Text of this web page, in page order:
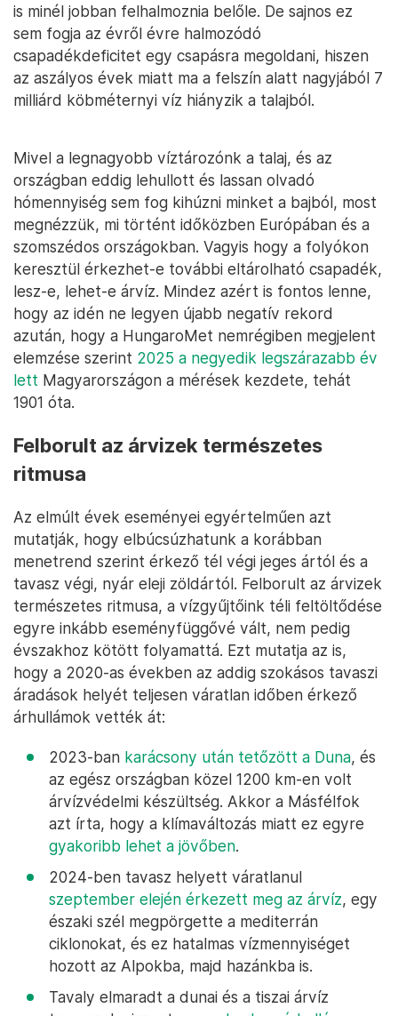
is minél jobban felhalmoznia belőle. De sajnos ez
sem fogja az évről évre halmozódó
csapadékdeficitet egy csapásra megoldani, hiszen
az aszályos évek miatt ma a felszín alatt nagyjából 7
milliárd köbméternyi víz hiányzik a talajból.
Mivel a legnagyobb víztározónk a talaj, és az
országban eddig lehullott és lassan olvadó
hómennyiség sem fog kihúzni minket a bajból, most
megnézzük, mi történt időközben Európában és a
szomszédos országokban. Vagyis hogy a folyókon
keresztül érkezhet-e további eltárolható csapadék,
lesz-e, lehet-e árvíz. Mindez azért is fontos lenne,
hogy az idén ne legyen újabb negatív rekord
azután, hogy a HungaroMet nemrégiben megjelent
elemzése szerint 2025 a negyedik legszárazabb év
lett Magyarországon a mérések kezdete, tehát
1901 óta.
Felborult az árvizek természetes
ritmusa
Az elmúlt évek eseményei egyértelműen azt
mutatják, hogy elbúcsúzhatunk a korábban
menetrend szerint érkező tél végi jeges ártól és a
tavasz végi, nyár eleji zöldártól. Felborult az árvizek
természetes ritmusa, a vízgyűjtőink téli feltöltődése
egyre inkább eseményfüggővé vált, nem pedig
évszakhoz kötött folyamattá. Ezt mutatja az is,
hogy a 2020-as években az addig szokásos tavaszi
áradások helyét teljesen váratlan időben érkező
árhullámok vették át:
2023-ban karácsony után tetőzött a Duna, és
az egész országban közel 1200 km-en volt
árvízvédelmi készültség. Akkor a Másfélfok
azt írta, hogy a klímaváltozás miatt ez egyre
gyakoribb lehet a jövőben.
2024-ben tavasz helyett váratlanul
szeptember elején érkezett meg az árvíz, egy
északi szél megpörgette a mediterrán
ciklonokat, és ez hatalmas vízmennyiséget
hozott az Alpokba, majd hazánkba is.
Tavaly elmaradt a dunai és a tiszai árvíz